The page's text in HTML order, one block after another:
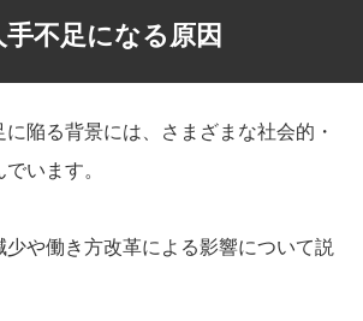
不足になる原因
陥る背景には、さまざまな社会的・
います。
や働き方改革による影響について説